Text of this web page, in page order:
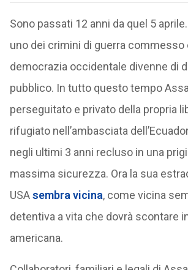
Sono passati 12 anni da quel 5
uno dei crimini di guerra commesso
democrazia occidentale divenne di
pubblico. In tutto questo tempo
perseguitato e privato della propria
rifugiato nell’ambasciata
negli ultimi 3 anni recluso in una
massima sicurezza. Ora la sua
USAsembra vicina, come vicina
detentiva a vita che dovrà scontare
americana.